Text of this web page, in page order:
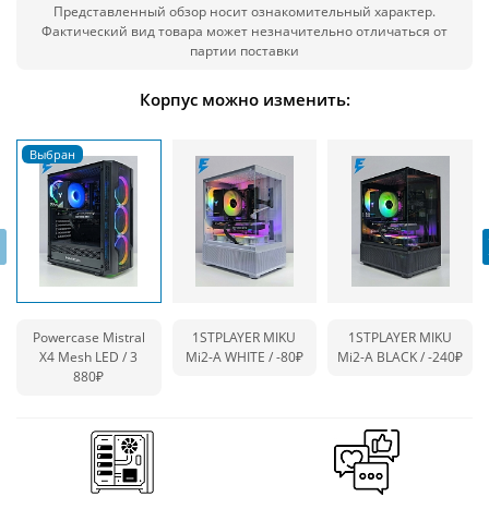
Представленный обзор носит ознакомительный характер.
Фактический вид товара может незначительно отличаться от
партии поставки
Корпус можно изменить:
Powercase Mistral
X4 Mesh LED / 3
880₽
1STPLAYER MIKU
Mi2-A WHITE /-80₽
1STPLAYER MIKU
Mi2-A BLACK /-240₽